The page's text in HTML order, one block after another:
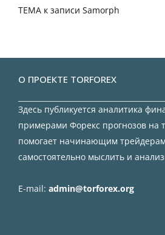
TEMA к записи Samorph
О ПРОЕКТЕ TORFOREX
Здесь публикуется аналитика
примерами Форекс прогнозов на
помогает начинающим
самостоятельно мыслить и
E-mail: admin@torforex.org